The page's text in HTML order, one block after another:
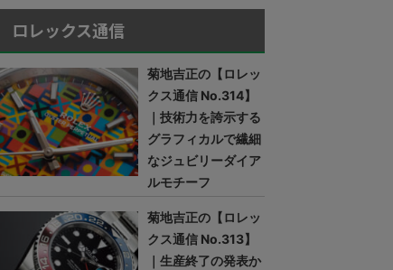
ロレックス通信
菊地吉正の【ロレッ
クス通信 No.314】
｜技術力を誇示する
グラフィカルで繊細
なジュビリーダイア
ルモチーフ
菊地吉正の【ロレッ
クス通信 No.313】
｜生産終了の発表か